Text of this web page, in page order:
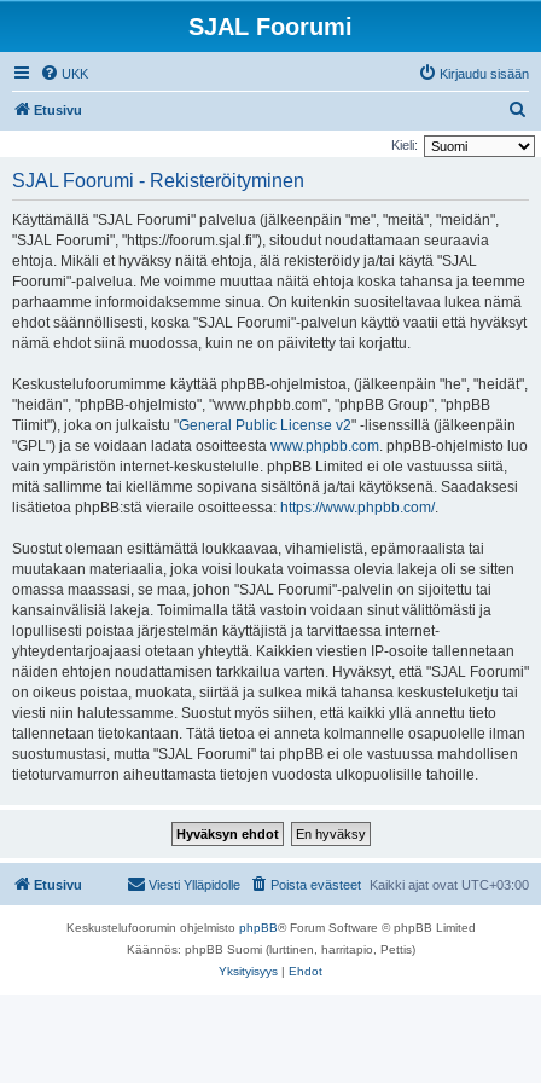
SJAL Foorumi
UKK Kirjaudu sisään
Etusivu
t
Kieli:
SJAL Foorumi - Rekisteröityminen
Käyttämällä "SJAL Foorumi" palvelua (jälkeenpäin "me", "meitä", "meidän",
"SJAL Foorumi", "https://foorum.sjal.fi"), sitoudut noudattamaan seuraavia
ehtoja. Mikäli et hyväksy näitä ehtoja, älä rekisteröidy ja/tai käytä "SJAL
Foorumi"-palvelua. Me voimme muuttaa näitä ehtoja koska tahansa ja teemme
parhaamme informoidaksemme sinua. On kuitenkin suositeltavaa lukea nämä
ehdot säännöllisesti, koska "SJAL Foorumi"-palvelun käyttö vaatii että hyväksyt
nämä ehdot siinä muodossa, kuin ne on päivitetty tai korjattu.
Keskustelufoorumimme käyttää phpBB-ohjelmistoa, (jälkeenpäin "he", "heidät",
"heidän", "phpBB-ohjelmisto", "www.phpbb.com", "phpBB Group", "phpBB
Tiimit"), joka on julkaistu "General Public License v2" -lisenssillä (jälkeenpäin
"GPL") ja se voidaan ladata osoitteesta www.phpbb.com. phpBB-ohjelmisto luo
vain ympäristön internet-keskustelulle. phpBB Limited ei ole vastuussa siitä,
mitä sallimme tai kiellämme sopivana sisältönä ja/tai käytöksenä. Saadaksesi
lisätietoa phpBB:stä vieraile osoitteessa: https://www.phpbb.com/.
Suostut olemaan esittämättä loukkaavaa, vihamielistä, epämoraalista tai
muutakaan materiaalia, joka voisi loukata voimassa olevia lakeja oli se sitten
omassa maassasi, se maa, johon "SJAL Foorumi"-palvelin on sijoitettu tai
kansainvälisiä lakeja. Toimimalla tätä vastoin voidaan sinut välittömästi ja
lopullisesti poistaa järjestelmän käyttäjistä ja tarvittaessa internet-
yhteydentarjoajaasi otetaan yhteyttä. Kaikkien viestien IP-osoite tallennetaan
näiden ehtojen noudattamisen tarkkailua varten. Hyväksyt, että "SJAL Foorumi"
on oikeus poistaa, muokata, siirtää ja sulkea mikä tahansa keskusteluketju tai
viesti niin halutessamme. Suostut myös siihen, että kaikki yllä annettu tieto
tallennetaan tietokantaan. Tätä tietoa ei anneta kolmannelle osapuolelle ilman
suostumustasi, mutta "SJAL Foorumi" tai phpBB ei ole vastuussa mahdollisen
tietoturvamurron aiheuttamasta tietojen vuodosta ulkopuolisille tahoille.
Etusivu Kaikki ajat ovat UTC+03:00
Poista evästeet
Viesti Ylläpidolle
Keskustelufoorumin ohjelmisto phpBB® Forum Software © phpBB Limited
Käännös: phpBB Suomi (lurttinen, harritapio, Pettis)
Yksityisyys | Ehdot